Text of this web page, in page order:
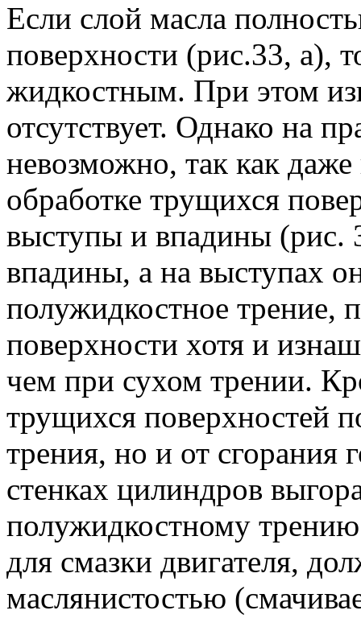
Если слой масла
поверхности (рис.33, а),
жидкостным. При этом
отсутствует. Однако на
невозможно, так как
обработке трущихся
выступы и впадины (рис.
впадины, а на выступах
полужидкостное трение,
поверхности хотя и
чем при сухом трении.
трущихся поверхностей
трения, но и от
стенках цилиндров
полужидкостному
для смазки двигателя,
маслянистостью